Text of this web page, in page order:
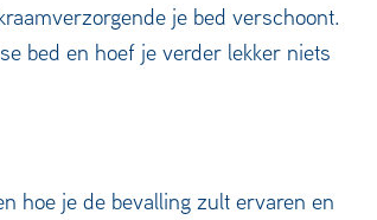
je bed verschoont.
bed en hoef je verder lekker niets
hoe je de bevalling zult ervaren en